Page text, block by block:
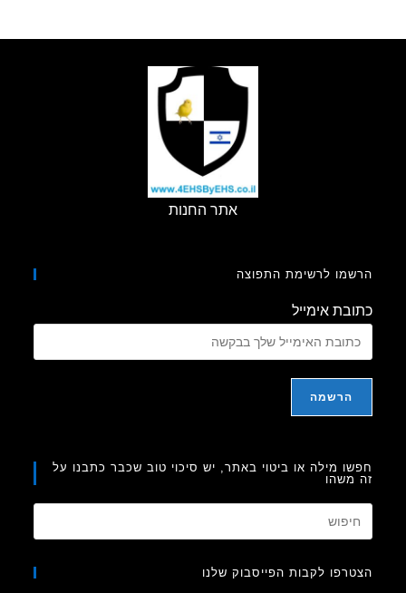
אתר החנות
לרשימת התפוצה
אימייל
מילה או ביטוי באתר, יש סיכוי טוב שכבר כתבנו על
Escape
לקבות הפייסבוק שלנו